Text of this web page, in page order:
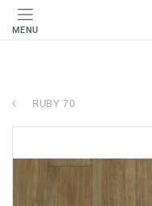
MENU
RUBY 70